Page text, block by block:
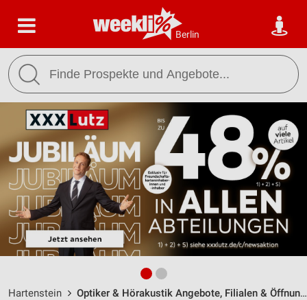
Berlin
Hartenstein Optiker & Hörakustik Angebote, Filialen & Öffnungszeiten